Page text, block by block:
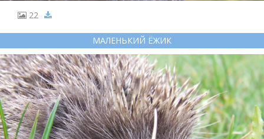
22
МАЛЕНЬКИЙ ЁЖИК